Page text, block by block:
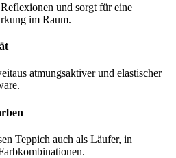
und sorgt für eine
im Raum.
atmungsaktiver und elastischer
Teppich auch als Läufer, in